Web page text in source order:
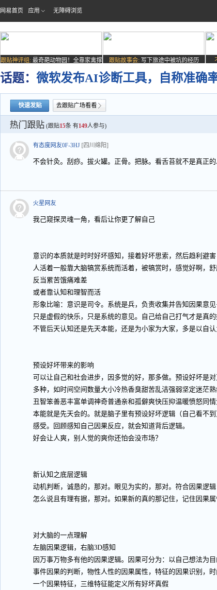
网易首页 应用 无障碍浏览
跟贴神评组: 最奇葩动物园！全靠家禽撑
场子
跟贴故事会: 写下旅途中被坑的经历
话题： 微软发布AI诊断工具，自称准确
快速发贴 去跟贴广场看看
热门跟贴 (跟贴15条 有149人参与)
有态度网友0F-3HJ [四川绵阳]
不会针灸。刮痧。拔火罐。正骨。把脉。看舌苔就不是真正
火星网友
我己窥探灵魂一角，看后让你更了解自己
意识的本质就是时时好坏感知，接着好坏思索，然后趋利避害
人活着一般靠大脑犒赏系统而活着，被犒赏时，感觉好啊，
反当累苦饿痛难差
或者靠认知和理智而活
形象比喻：意识是司令。系统是兵，负责收集并告知因果意
只是虚假的快乐，只是系统的意见。自己给自己打气才是真
不管后天认知还是先天本能，还是为小家为大家，多是以自
预设好坏带来的影响
可以让自己和社会进步，因多觉的好，那多做。预设好坏是
多种，如时间空间数量大小冷热香臭甜苦乱洁强弱坚定迷茫
丑智笨善恶丰富单调神奇普通亲和孤僻爽快压抑温暖愤怒同
本能就是先天会的。就是脑子里有预设好坏逻辑（自己看不
感受。回顾感知自己因果反应，就会知道背后逻辑。
好会让人爽，别人觉的爽你还怕会没市场？
新认知之底层逻辑
动机判断，诚恳的，那对。眼见为实的，那对。符合因果逻
怎么说且有理有据，那对。如果新的真的那记住，记住因果
对大脑的一点理解
左脑因果逻辑，右脑3D感知
因万事万物多有他的因果逻辑。因果可分为：以自己想法为
事件因果的判断，物性人性的因果属性，特征的因果识别，
一个因果特征，三维特征能定义所有好坏真假